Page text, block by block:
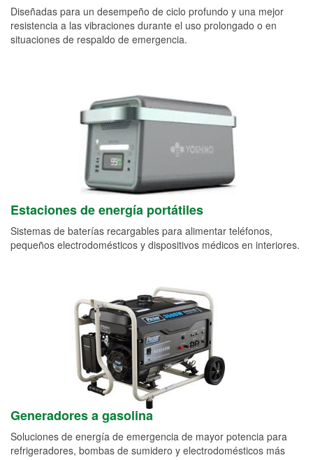
Diseñadas para un desempeño de ciclo profundo y una mejor
resistencia a las vibraciones durante el uso prolongado o en
situaciones de respaldo de emergencia.
Estaciones de energía portátiles
Sistemas de baterías recargables para alimentar teléfonos,
pequeños electrodomésticos y dispositivos médicos en interiores.
Generadores a gasolina
Soluciones de energía de emergencia de mayor potencia para
refrigeradores, bombas de sumidero y electrodomésticos más